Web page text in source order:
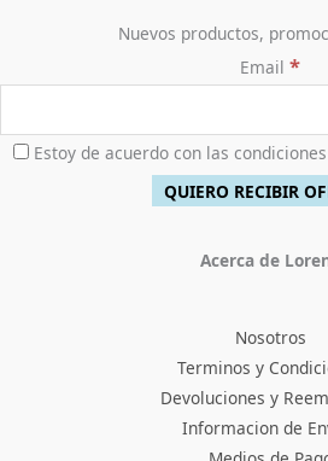
Nuevos productos,
Email *
Estoy de acuerdo con las
Acerca de
Nosotros
Terminos y
Devoluciones y
Informacion de